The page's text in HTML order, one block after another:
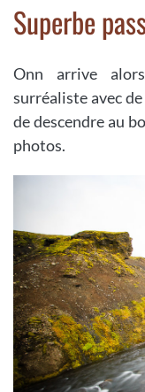
Superbe
Onn arrive
surréaliste avec
de descendre au
photos.